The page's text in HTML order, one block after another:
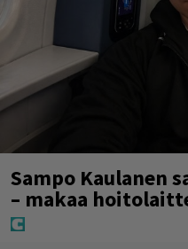
Sampo Kaulanen
– makaa